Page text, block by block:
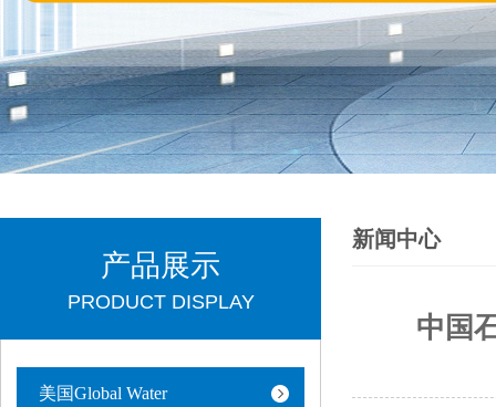
产品展示
PRODUCT DISPLAY
美国Global Water
新闻中心
中国